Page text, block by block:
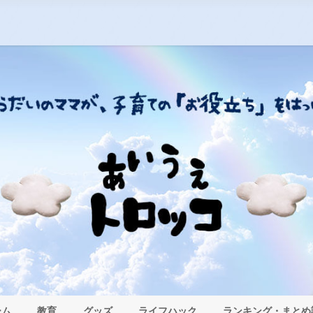
教育 グッズ ライフハック ランキング・まと